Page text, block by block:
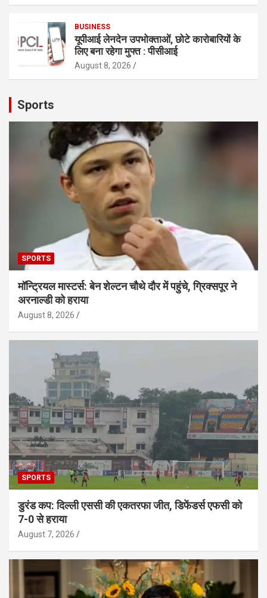
BUSINESS
यूपीआई लेनदेन उपभोक्ताओं, छोटे कारोबारियों के
लिए बना रहेगा मुफ्त : पीसीआई
August 8, 2026
Sports
SPORTS
मॉन्ट्रियल मास्टर्स: बेन शेल्टन चौथे दौर में पहुंचे, ग्रिक्सपूर ने
अरनाल्डी को हराया
August 8, 2026
SPORTS
डुरंड कप: दिल्ली एससी की एकतरफा जीत, डिफेंडर्स एफसी को
7-0 से हराया
August 7, 2026